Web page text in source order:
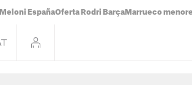
Meloni EspañaOferta Rodri Barça Marrueco